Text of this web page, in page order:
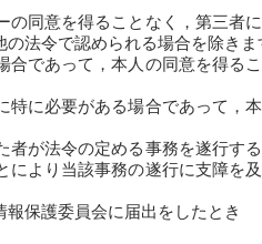
同意を得ることなく，第三者
法令で認められる場合を除きま
であって，本人の同意を得る
に必要がある場合であって，
が法令の定める事務を遂行す
より当該事務の遂行に支障を
保護委員会に届出をしたとき